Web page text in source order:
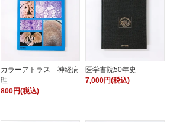
カラーアトラス 神経病
理
800円(税込)
医学書院50年史
7,000円(税込)